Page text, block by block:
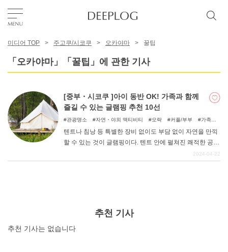
에리어
미디어 TOP 주고쿠/시코쿠 오카야마 꿀팁
「오카야마」「꿀팁」에 관한 기사
[중부・시코쿠 ]아이 동반 OK! 가족과 함께
즐길 수 있는 글램핑 추천 10선
관광명소 자연・야외 액티비티 오락 커플/부부
가족여
텐트나 침낭 등 특별한 장비 없이도 부담 없이 자연을 만끽
할 수 있는 것이 글램핑이다. 텐트 안에 펼쳐진 쾌적한 공간
에서 어른도 아이도 편안하게 지낼 수 있다. 낮에는 츄고
2024-04-22
추천 기사
추천 기사는 없습니다